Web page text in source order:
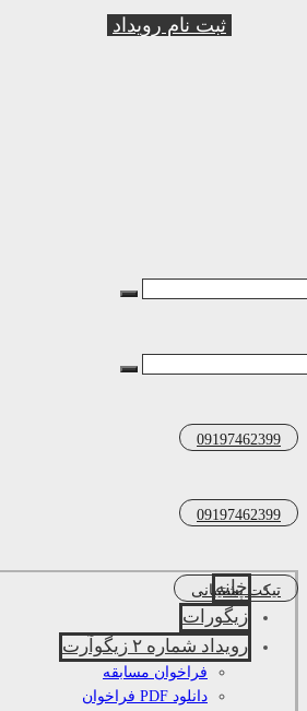
ثبت نام رویداد
09197462399
09197462399
تیکت پشتیبانی
خانه
زیگورات
رویداد شماره ۲ زیگوآرت
فراخوان مسابقه
دانلود PDF فراخوان